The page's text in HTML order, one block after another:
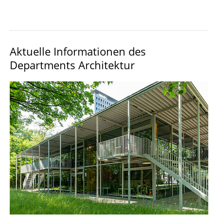
Aktuelle Informationen des
Departments Architektur